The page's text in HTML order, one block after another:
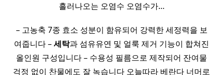
흘러나오는 오염수 오염수가…
– 고농축 7종 효소 성분이 함유되어 강력한 세정력을 보
여줍니다 –세탁과 섬유유연 및 얼룩 제거 기능이 합쳐진
올인원 구성입니다 – 수용성 필름으로 제작되어 잔여물
걱정 없이 찬물에도 잘 녹습니다 오늘따라 베란다 너머로